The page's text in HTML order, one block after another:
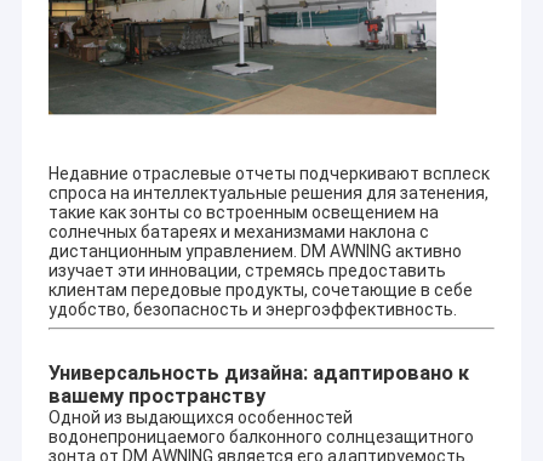
Домой
Продукты
О нас
Недавние отраслевые отчеты подчеркивают всплеск
спроса на интеллектуальные решения для затенения,
такие как зонты со встроенным освещением на
солнечных батареях и механизмами наклона с
дистанционным управлением. DM AWNING активно
изучает эти инновации, стремясь предоставить
клиентам передовые продукты, сочетающие в себе
удобство, безопасность и энергоэффективность.
Универсальность дизайна: адаптировано к
вашему пространству
Одной из выдающихся особенностей
водонепроницаемого балконного солнцезащитного
зонта от DM AWNING является его адаптируемость.
DM AWNING SULOTION CO., LTD профессиональный
тент и солнцезащитный салон для наружных
продуктов с научно-исследовательской